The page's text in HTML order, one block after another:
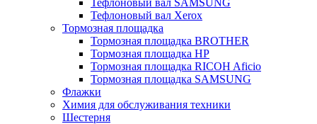
Тефлоновый вал SAMSUNG
Тефлоновый вал Xerox
Тормозная площадка
Тормозная площадка BROTHER
Тормозная площадка HP
Тормозная площадка RICOH Aficio
Тормозная площадка SAMSUNG
Флажки
Химия для обслуживания техники
Шестерня